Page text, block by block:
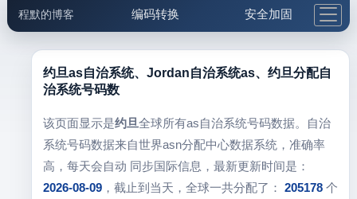
程默的博客 编码转换 安全加固
邮件工具 生活便民 更多工具
约旦as自治系统、Jordan自治系统as、约旦分配自
治系统号码数
该页面显示是约旦全球所有as自治系统号码数据。自治
系统号码数据来自世界asn分配中心数据系统，准确率
高，每天会自动 同步国际信息，最新更新时间是：
2026-08-09，截止到当天，全球一共分配了： 205178个